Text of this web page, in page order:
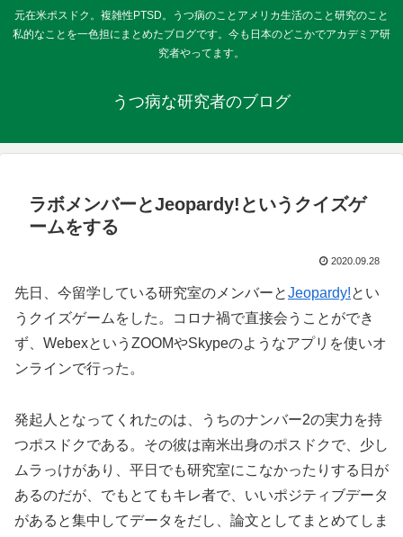
元在米ポスドク。複雑性PTSD。うつ病のことアメリカ生活のこと研究のこと
私的なことを一色担にまとめたブログです。今も日本のどこかでアカデミア研
究者やってます。
うつ病な研究者のブログ
ラボメンバーとJeopardy!というクイズゲ
ームをする
2020.09.28
先日、今留学している研究室のメンバーとJeopardy!とい
うクイズゲームをした。コロナ禍で直接会うことができ
ず、WebexというZOOMやSkypeのようなアプリを使いオ
ンラインで行った。
発起人となってくれたのは、うちのナンバー2の実力を持
つポスドクである。その彼は南米出身のポスドクで、少し
ムラっけがあり、平日でも研究室にこなかったりする日が
あるのだが、でもとてもキレ者で、いいポジティブデータ
があると集中してデータをだし、論文としてまとめてしま